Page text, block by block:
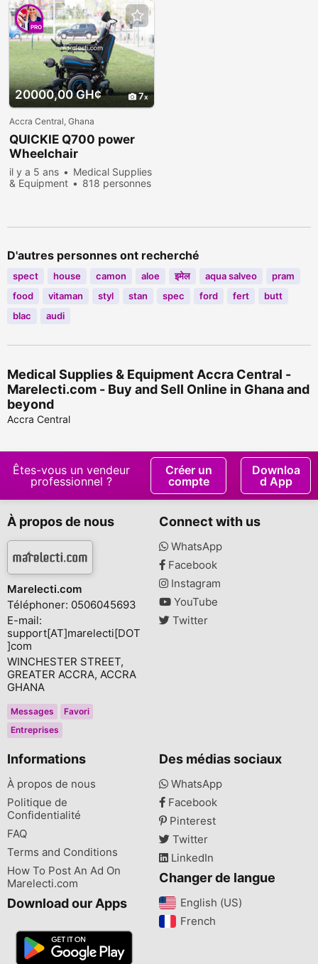
20000,00 GH¢ 7
PRO
Accra Central, Ghana
QUICKIE Q700 power
Wheelchair
il y a 5 ans
Medical Supplies
& Equipment
818 personnes
D'autres personnes ont recherché
spect house camon aloe इमेल aqua salveo
pram
food
vitaman styl stan spec ford fert
butt
blac
audi
Medical Supplies & Equipment Accra Central -
Marelecti.com - Buy and Sell Online in Ghana and
beyond
Accra Central
Êtes-vous un vendeur
professionnel ?
Créer un
compte
Downloa
d App
À propos de nous
Marelecti.com
Téléphoner: 0506045693
E-mail:
support[AT]marelecti[DOT
]com
WINCHESTER STREET,
GREATER ACCRA, ACCRA
GHANA
Messages
Favori
Entreprises
Connect with us
WhatsApp
Facebook
Instagram
YouTube
Twitter
Informations
À propos de nous
Politique de
Confidentialité
FAQ
Terms and Conditions
How To Post An Ad On
Marelecti.com
Download our Apps
Des médias sociaux
WhatsApp
Facebook
Pinterest
Twitter
LinkedIn
Changer de langue
English (US)‎
French‎